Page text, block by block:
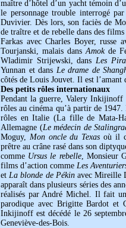
maître d’hôtel d’un yacht témoin
le personnage trouble interrogé
Duvivier. Dès lors, son faciès de
de traître et de rebelle dans des
Farkas avec Charles Boyer, russe
Tourjanski, malais dansAmokde
Wladimir Strijewski, dansLes
Yunnan et dans Le drame de
côtés de Louis Jouvet. Il est
Des petits rôles internationaux
Pendant la guerre, Valery Inkijinoff
rôles au cinéma qu’à partir de
rôles en Italie (La fille de Mata-
Allemagne (Le médecin de
Moguy, Mon oncle du Texas où il
prêtre au crâne rasé dans son
comme Ursus le rebelle, Monsieur
films d’action comme Les
etLa blonde de Pékinavec Mireille
apparaît dans plusieurs séries des
réalisés par André Michel. Il fait
parodique avec Brigitte Bardot et
Inkijinoff est décédé le 26
Geneviève-des-Bois.